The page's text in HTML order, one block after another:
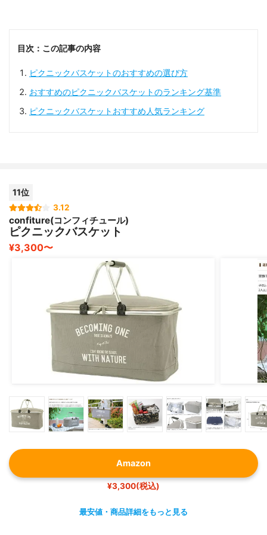
目次：この記事の内容
ピクニックバスケットのおすすめの選び方
おすすめのピクニックバスケットのランキング基準
ピクニックバスケットおすすめ人気ランキング
11位
3.12
confiture(コンフィチュール)
ピクニックバスケット
¥3,300〜
Amazon
¥3,300(税込)
最安値・商品詳細をもっと見る